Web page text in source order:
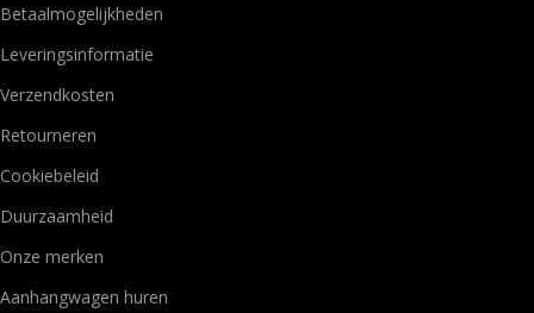
Betaalmogelijkheden
Leveringsinformatie
Verzendkosten
Retourneren
Cookiebeleid
Duurzaamheid
Onze merken
Aanhangwagen huren